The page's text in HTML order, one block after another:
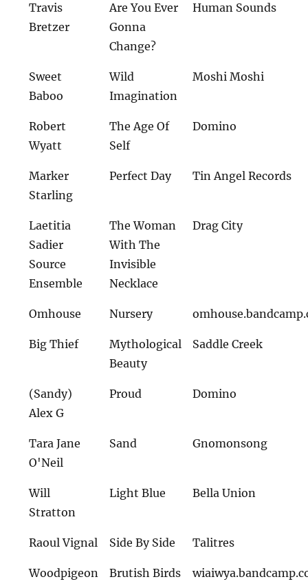
Travis
Bretzer
Are You Ever
Gonna
Change?
Human Sounds
Sweet
Baboo
Wild
Imagination
Moshi Moshi
Robert
Wyatt
The Age Of
Self
Domino
Marker
Starling
Perfect Day Tin Angel Records
Laetitia
Sadier
Source
Ensemble
The Woman
With The
Invisible
Necklace
Drag City
Omhouse Nursery
Big Thief
Mythological
Beauty
Saddle Creek
(Sandy)
Alex G
Proud Domino
Tara Jane
O'Neil
Sand Gnomonsong
Will
Stratton
Light Blue Bella Union
Raoul Vignal Side By Side Talitres
Woodpigeon
Brutish Birds